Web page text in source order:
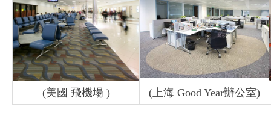
(美國 飛機場 ) (上海 Good Year辦公室)